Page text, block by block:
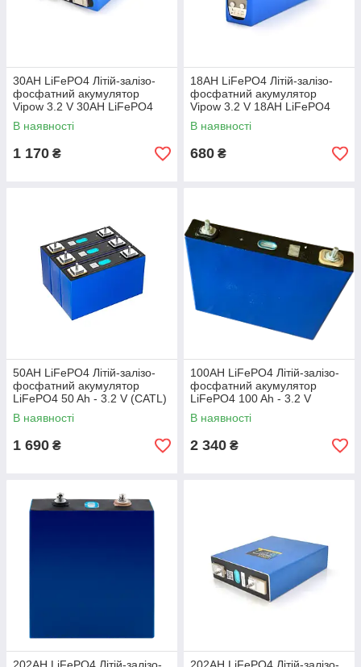
напруга середньої точки:
(повністю
Питома потужність: > 6,6 W/g (при розряді струмом
60С)
30AH LiFePO4 Літій-залізо-
фосфатний акумулятор
Vipow 3.2 V 30AH LiFePO4
7000 Циклів, 100 х 23 х 143
мм
В наявності
1 170 ₴
18AH LiFePO4 Літій-залізо-
фосфатний акумулятор
Vipow 3.2 V 18AH LiFePO4
7000 Циклів
В наявності
680 ₴
50AH LiFePO4 Літій-залізо-
фосфатний акумулятор
LiFePO4 50 Ah - 3.2 V (CATL)
148х28х130мм
В наявності
1 690 ₴
100AH LiFePO4 Літій-залізо-
фосфатний акумулятор
LiFePO4 100 Ah - 3.2 V
(CATL) ресурс 7000 циклів
В наявності
2 340 ₴